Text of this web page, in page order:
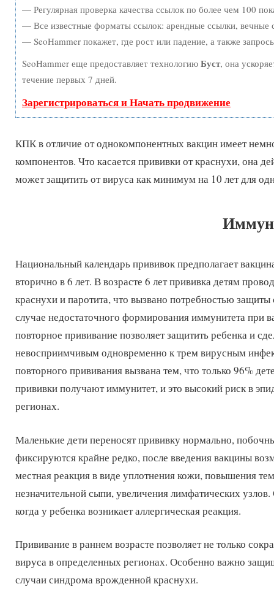
— Регулярная проверка качества ссылок по более чем 100
— Все известные форматы ссылок: арендные ссылки, вечные
— SeoHammer покажет, где рост или падение, а также
SeoHammer еще предоставляет технологию Буст, она
течение первых 7 дней.
Зарегистрироваться и Начать продвижение
КПК в отличие от однокомпонентных вакцин имеет
компонентов. Что касается прививки от краснухи, она
может защитить от вируса как минимум на 10 лет для
Национальный календарь прививок предполагает
вторично в 6 лет. В возрасте 6 лет прививка детям
краснухи и паротита, что вызвано потребностью защиты
случае недостаточного формирования иммунитета при
повторное прививание позволяет защитить ребенка и
невосприимчивым одновременно к трем вирусным
повторного прививания вызвана тем, что только 96%
прививки получают иммунитет, и это высокий риск в
регионах.
Маленькие дети переносят прививку нормально,
фиксируются крайне редко, после введения вакцины
местная реакция в виде уплотнения кожи, повышения
незначительной сыпи, увеличения лимфатических
когда у ребенка возникает аллергическая реакция.
Прививание в раннем возрасте позволяет не только
вируса в определенных регионах. Особенно важно
случаи синдрома врожденной краснухи.